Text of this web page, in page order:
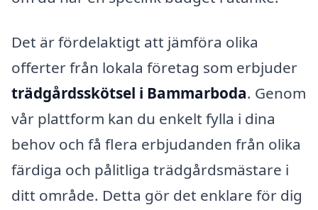
Det är fördelaktigt att jämföra olika
offerter från lokala företag som erbjuder
trädgårdsskötsel i Bammarboda. Genom
vår plattform kan du enkelt fylla i dina
behov och få flera erbjudanden från olika
färdiga och pålitliga trädgårdsmästare i
ditt område. Detta gör det enklare för dig